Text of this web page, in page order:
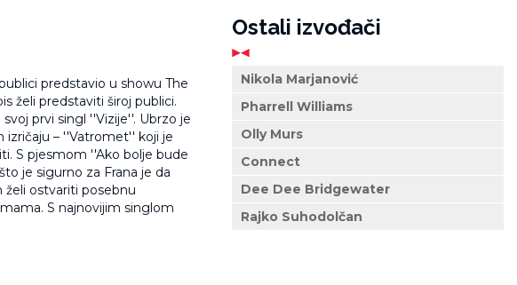
predstavio u showu The
želi predstaviti široj publici.
prvi singl ''Vizije''. Ubrzo je
– ''Vatromet'' koji je
S pjesmom ''Ako bolje bude
je sigurno za Frana je da
želi ostvariti posebnu
S najnovijim singlom
Ostali izvođači
Nikola Marjanović
Pharrell Williams
Olly Murs
Connect
Dee Dee Bridgewater
Rajko Suhodolčan